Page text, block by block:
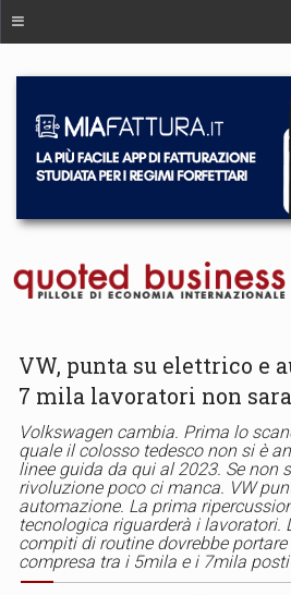
VW, punta su elettrico e
7 mila lavoratori non
Volkswagen cambia. Prima lo
quale il colosso tedesco non si è
linee guida da qui al 2023. Se non
rivoluzione poco ci manca. VW
automazione. La prima
tecnologica riguarderà i lavoratori.
compiti di routine dovrebbe
compresa tra i 5mila e i 7mila